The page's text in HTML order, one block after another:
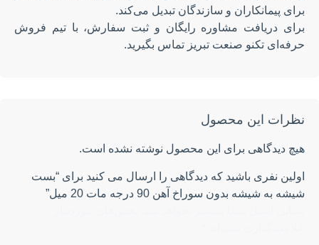
برای پیمانکاران و سازندگان تبدیل می‌کند.
برای دریافت مشاوره رایگان و ثبت سفارش، با تیم فروش
حرفه‌ای تکنو صنعت تبریز تماس بگیرید.
نظرات این محصول
هیچ دیدگاهی برای این محصول نوشته نشده است.
اولین نفری باشید که دیدگاهی را ارسال می کنید برای “بست
شیشه به شیشه بدون سوراخ آهن 90 درجه مات 20 میل”